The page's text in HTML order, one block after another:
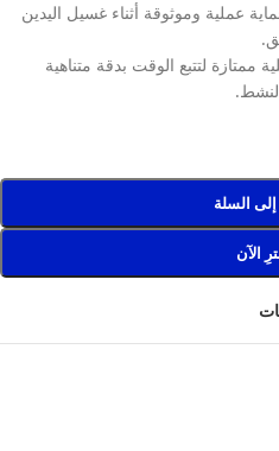
عملية وموثوقة أثناء غسيل اليدين
ممتازة لتتبع الوقت بدقة متناهية
السلة
الآن